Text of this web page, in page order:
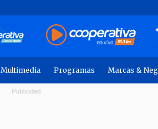
Multimedia Programas Marcas &